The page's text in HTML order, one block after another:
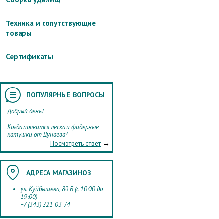
Техника и сопутствующие
товары
Сертификаты
ПОПУЛЯРНЫЕ ВОПРОСЫ
Добрый день!
Когда появится леска и фидерные
катушки от Дунаева?
Посмотреть ответ →
АДРЕСА МАГАЗИНОВ
ул. Куйбышева, 80 Б (с 10:00 до
19:00)
+7 (343) 221-03-74